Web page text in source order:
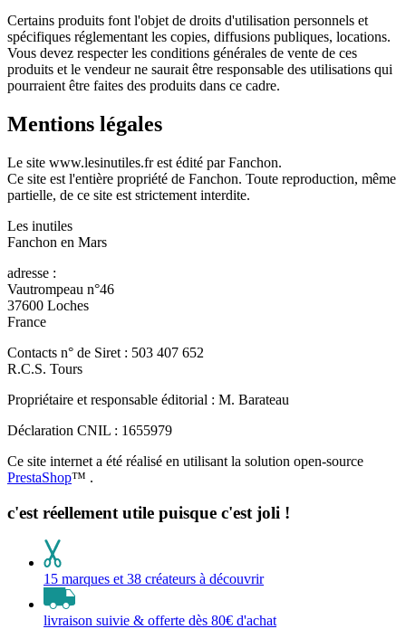
Certains produits font l'objet de droits d'utilisation personnels et
spécifiques réglementant les copies, diffusions publiques, locations.
Vous devez respecter les conditions générales de vente de ces
produits et le vendeur ne saurait être responsable des utilisations qui
pourraient être faites des produits dans ce cadre.
Mentions légales
Le site www.lesinutiles.fr est édité parFanchon.
Ce site est l'entière propriété de Fanchon. Toute reproduction, même
partielle, de ce site est strictement interdite.
Les inutiles
Fanchon en Mars
adresse :
Vautrompeau n°46
37600 Loches
France
Contacts n° de Siret : 503 407 652
R.C.S. Tours
Propriétaire et responsable éditorial : M. Barateau
Déclaration CNIL : 1655979
Ce site internet a été réalisé en utilisant la solution open-source
PrestaShop™ .
c'est réellement utile puisque c'est joli !
15 marques et 38 créateurs à découvrir
livraison suivie & offerte dès 80€ d'achat